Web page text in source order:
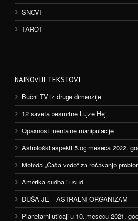
SNOVI
TAROT
NAJNOVIJI TEKSTOVI
Bučni TV iz druge dimenzije
12 saveta besmrtne Lujze Hej
Opasnost mentalne manipulacije
Astrološki aspekti 5.og meseca 2022.
Metoda „Čaša vode“ za rešavanje
Amerika sudba i usud
DUŠA JE – ASTRALNI ORGANIZAM
Planetarni uticaji u 10. mesecu 2021.